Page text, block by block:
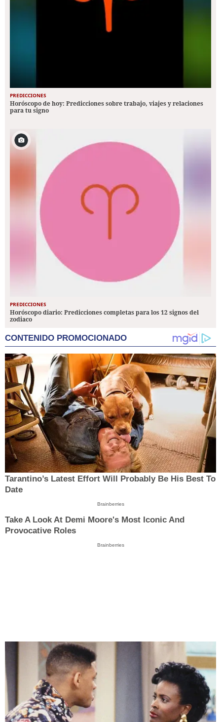
PREDICCIONES
Horóscopo de hoy: Predicciones sobre trabajo, viajes y relaciones
para tu signo
PREDICCIONES
Horóscopo diario: Predicciones completas para los 12 signos del
zodiaco
CONTENIDO PROMOCIONADO
Tarantino’s Latest Effort Will Probably Be His Best To
Date
Brainberries
Take A Look At Demi Moore's Most Iconic And
Provocative Roles
Brainberries